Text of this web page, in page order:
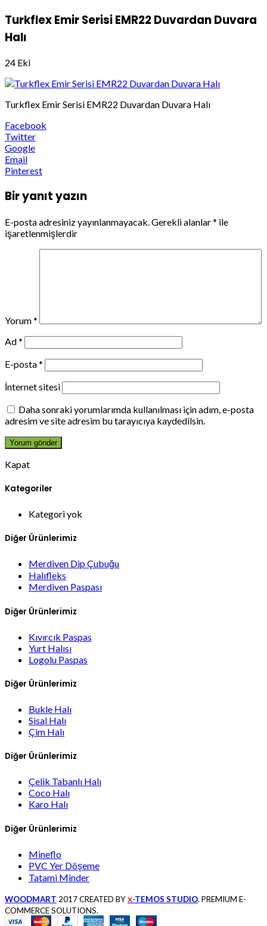
Turkflex Emir Serisi EMR22 Duvardan Duvara
Halı
24 Eki
Turkflex Emir Serisi EMR22 Duvardan Duvara Halı
Facebook
Twitter
Google
Email
Pinterest
Bir yanıt yazın
E-posta adresiniz yayınlanmayacak. Gerekli alanlar* ile
işaretlenmişlerdir
Yorum*
Ad*
E-posta*
İnternet sitesi
Daha sonraki yorumlarımda kullanılması için adım, e-posta
adresim ve site adresim bu tarayıcıya kaydedilsin.
Kapat
Kategoriler
Kategori yok
Diğer Ürünlerimiz
Merdiven Dip Çubuğu
Halıfleks
Merdiven Paspası
Diğer Ürünlerimiz
Kıvırcık Paspas
Yurt Halısı
Logolu Paspas
Diğer Ürünlerimiz
Bukle Halı
Sisal Halı
Çim Halı
Diğer Ürünlerimiz
Çelik Tabanlı Halı
Coco Halı
Karo Halı
Diğer Ürünlerimiz
Mineflo
PVC Yer Döşeme
Tatami Minder
WOODMART 2017 CREATED BY X-TEMOS STUDIO. PREMIUM E-
COMMERCE SOLUTIONS.